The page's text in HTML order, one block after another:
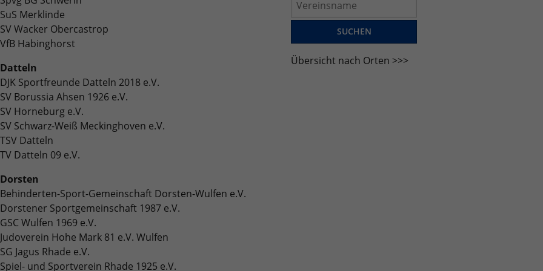
SuS Merklinde
SV Wacker Obercastrop
VfB Habinghorst
Datteln
DJK Sportfreunde Datteln 2018 e.V.
SV Borussia Ahsen 1926 e.V.
SV Horneburg e.V.
SV Schwarz-Weiß Meckinghoven e.V.
TSV Datteln
TV Datteln 09 e.V.
Dorsten
Behinderten-Sport-Gemeinschaft Dorsten-Wulfen e.V.
Dorstener Sportgemeinschaft 1987 e.V.
GSC Wulfen 1969 e.V.
Judoverein Hohe Mark 81 e.V. Wulfen
SG Jagus Rhade e.V.
Spiel- und Sportverein Rhade 1925 e.V.
Übersicht nach Orten >>>
Zweck
Benutzer-Logins die Session-ID. So kann der
und es wird ihm Zugang zu geschützten
Zweck
verfolgen. Die Cookies speichern
Informationen anonym und weisen eine
Name _gid
Anbieter Google Analytics
Laufzeit 1 Tag
Zweck
installiert. Das Cookie wird verwendet, um
Informationen darüber zu speichern, wie
Besucher eine Website nutzen, und hilft bei
der Erstellung eines Analyseberichts darüber,
wie es der Website geht. Die erhobenen
Daten umfassen die Anzahl der Besucher, die
Laufzeit
Zweck
speichert, insbesondere Ihre bevorzugte
Sprache (z. B. Deutsch), wie viele
Suchergebnisse pro Seite angezeigt werden
sollen (z. B. 10 oder 20) und ob der Google
Wir verwenden auf unserer Website externe Inhalte, um Ihnen
zusätzliche Informationen anzubieten.